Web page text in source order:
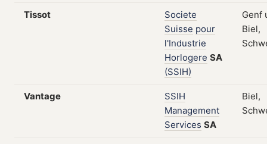
Tissot
Societe
Suisse pour
l'Industrie
Horlogere SA
(SSIH)
Genf
Biel,
Vantage
SSIH
Management
Services SA
Biel,